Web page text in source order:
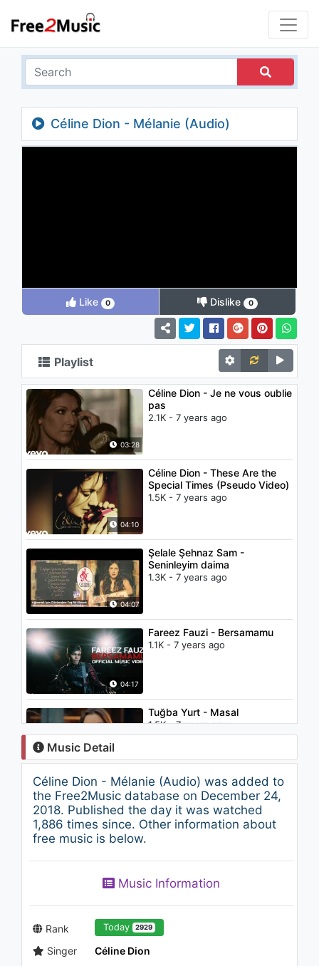
Céline Dion - Mélanie (Audio)
Like 0 Dislike 0
Playlist
03:28
Céline Dion - Je ne vous oublie
pas
2.1K - 7 years ago
04:10
Céline Dion - These Are the
Special Times (Pseudo Video)
1.5K - 7 years ago
04:07
Şelale Şehnaz Sam -
Seninleyim daima
1.3K - 7 years ago
04:17
Fareez Fauzi - Bersamamu
1.1K - 7 years ago
03:27
Tuğba Yurt - Masal
1.5K - 7 years ago
03:32
Shalya - Papy
1.3K - 7 years ago
03:41
(Gotta Go My Own Way)
1.1K - 7 years ago
Shift - Lejer
Music Detail
Céline Dion - Mélanie (Audio) was added to
the Free2Music database on December 24,
2018. Published the day it was watched
1,886 times since. Other information about
free music is below.
Music Information
Rank Today 2929
Singer
Céline Dion